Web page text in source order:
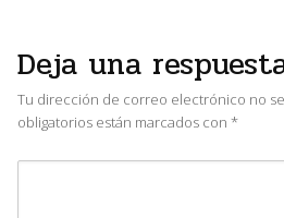
Deja una
Tu dirección de correo electrónico no
obligatorios están marcados con *